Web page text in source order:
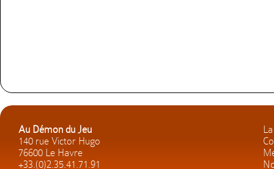
Au Démon du Jeu
140 rue Victor Hugo
76600 Le Havre
+33.(0)2.35.41.71.91